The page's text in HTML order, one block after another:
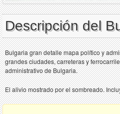
Descripción del
Bulgaria gran detalle mapa político y
grandes ciudades, carreteras y
administrativo de Bulgaria.
El alivio mostrado por el sombreado.